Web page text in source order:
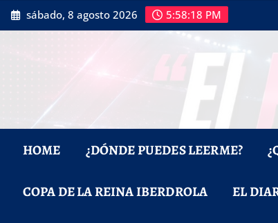
Saltar
al
sábado, 8 agosto 2026 5:58:19 PM
HOME ¿DÓNDE PUEDES LEERME?
COPA DE LA REINA IBERDROLA EL